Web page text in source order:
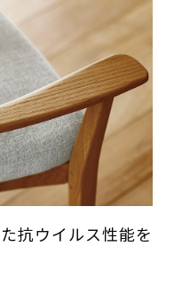
抗ウイルス性能を